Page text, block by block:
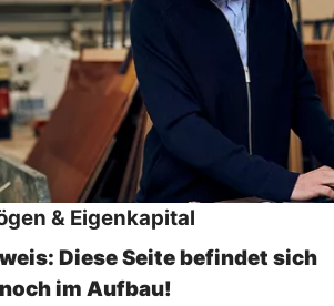
& Eigenkapital
Diese Seite befindet sich
noch im Aufbau!